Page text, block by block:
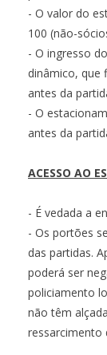
- O valor do
100 (não-
- O ingresso
dinâmico, que
antes da
- O
antes da
ACESSO AO
- É vedada a
- Os portões
das partidas.
poderá ser
policiamento
não têm
ressarcimento